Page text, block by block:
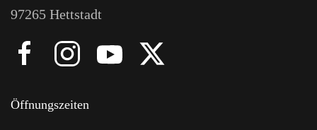
97265 Hettstadt
Öffnungszeiten